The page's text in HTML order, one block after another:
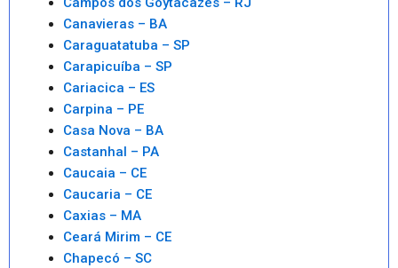
Canavieras – BA
Caraguatatuba – SP
Carapicuíba – SP
Cariacica – ES
Carpina – PE
Casa Nova – BA
Castanhal – PA
Caucaia – CE
Caucaria – CE
Caxias – MA
Ceará Mirim – CE
Chapecó – SC